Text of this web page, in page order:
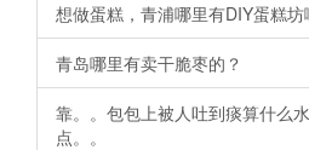
想做蛋糕，青浦哪里有DIY蛋糕坊
青岛哪里有卖干脆枣的？
靠。。包包上被人吐到痰算什么
点。。